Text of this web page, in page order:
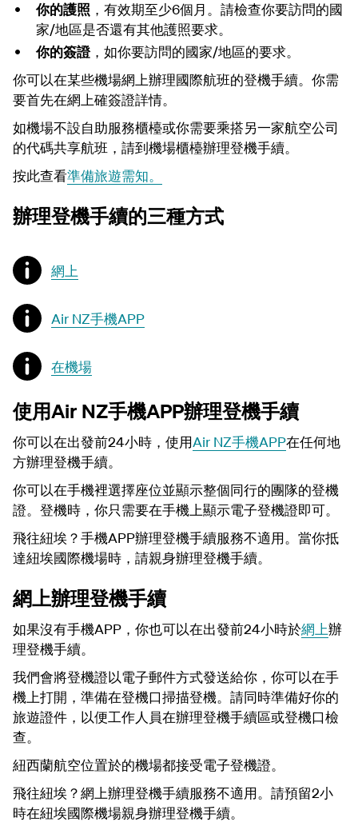
你的護照 ，有效期至少6個月。請檢查你要訪問的國
家/地區是否還有其他護照要求。
你的簽證，如你要訪問的國家/地區的要求。
你可以在某些機場網上辦理國際航班的登機手續。你需
要首先在網上確簽證詳情。
如機場不設自助服務櫃檯或你需要乘搭另一家航空公司
的代碼共享航班，請到機場櫃檯辦理登機手續。
按此查看準備旅遊需知。
辦理登機手續的三種方式
網上
Air NZ手機APP
在機場
使用Air NZ手機APP辦理登機手續
你可以在出發前24小時，使用Air NZ手機APP在任何地
方辦理登機手續。
你可以在手機裡選擇座位並顯示整個同行的團隊的登機
證。登機時，你只需要在手機上顯示電子登機證即可。
飛往紐埃？手機APP辦理登機手續服務不適用。當你抵
達紐埃國際機場時，請親身辦理登機手續。
網上辦理登機手續
如果沒有手機APP，你也可以在出發前24小時於網上辦
理登機手續。
我們會將登機證以電子郵件方式發送給你，你可以在手
機上打開，準備在登機口掃描登機。請同時準備好你的
旅遊證件，以便工作人員在辦理登機手續區或登機口檢
查。
紐西蘭航空位置於的機場都接受電子登機證。
飛往紐埃？網上辦理登機手續服務不適用。請預留2小
時在紐埃國際機場親身辦理登機手續。